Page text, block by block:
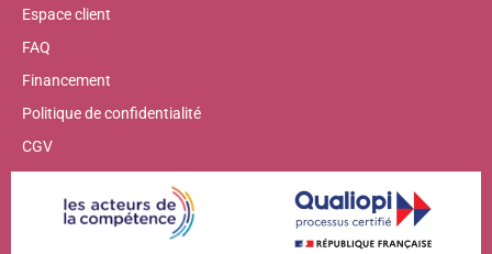
Espace client
FAQ
Financement
Politique de confidentialité
CGV